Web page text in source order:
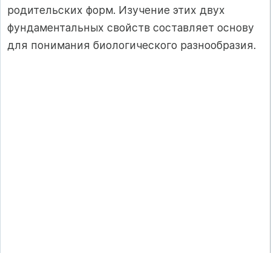
родительских форм. Изучение этих двух
фундаментальных свойств составляет основу
для понимания биологического разнообразия.